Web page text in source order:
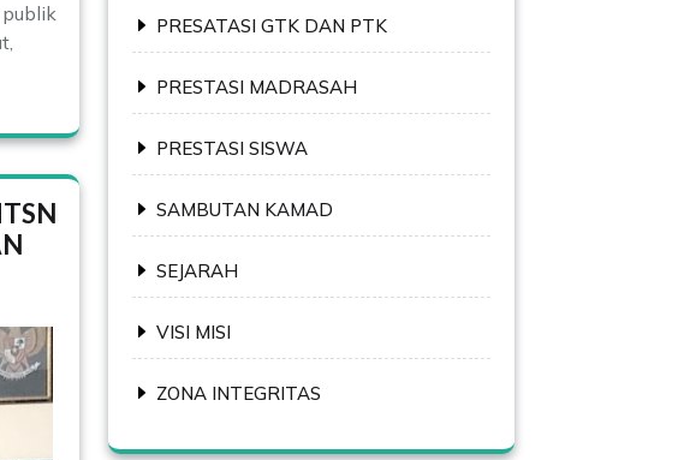
PRESATASI GTK DAN PTK
PRESTASI MADRASAH
PRESTASI SISWA
SAMBUTAN KAMAD
SEJARAH
VISI MISI
ZONA INTEGRITAS